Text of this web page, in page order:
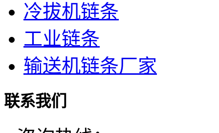
冷拔机链条
工业链条
输送机链条厂家
联系我们